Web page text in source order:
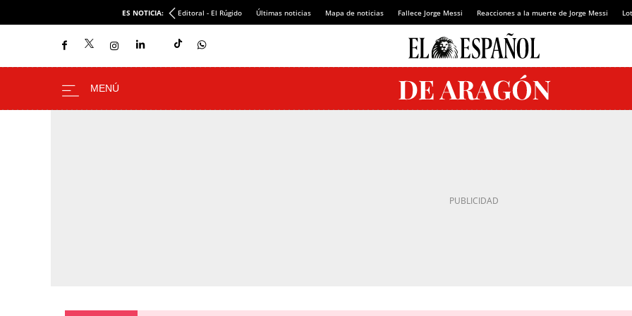
ES NOTICIA: Editoral - El Rúgido Últimas noticias Mapa de noticias Fallece Jorge Messi Reacciones a la muerte de Jorge Messi